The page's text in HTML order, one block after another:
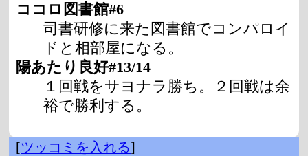
ココロ図書館#6
司書研修に来た図書館でコンパロイ
ドと相部屋になる。
陽あたり良好#13/14
１回戦をサヨナラ勝ち。２回戦は余
裕で勝利する。
[ツッコミを入れる]